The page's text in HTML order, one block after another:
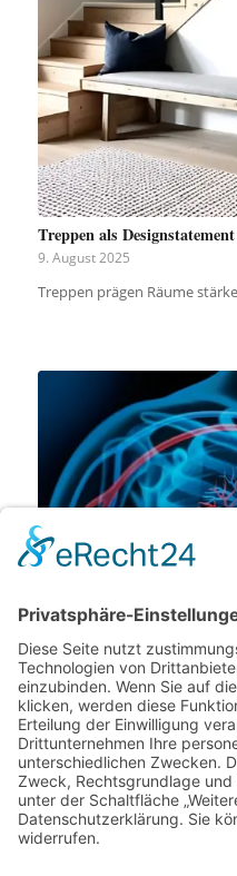
Treppen als
9. August 2025
Treppen prägen Räume
Herz-Kreislauf-System im
9. August 2025
Ein stabiles Herz-Kreislauf-
Leistungsfähigkeit,…